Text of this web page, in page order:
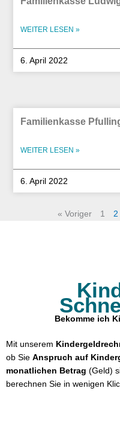
WEITER LESEN »
6. April 2022
Familienkasse
WEITER LESEN »
6. April 2022
« Voriger 1 2
Bekomme ich
Mit unserem
ob Sie Anspruch auf
monatlichen Betrag (Geld)
berechnen Sie in wenigen